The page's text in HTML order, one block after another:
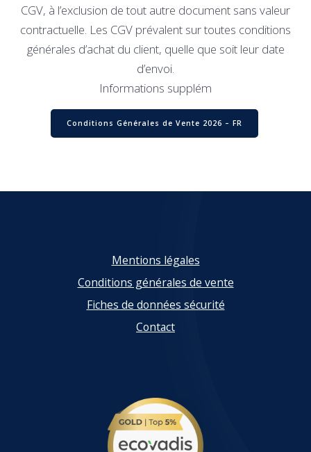
CGV, à l’exclusion de tout autre document sans valeur
contractuelle. Les CGV prévalent sur toutes conditions
générales d’achat du client, quelle que soit leur date
d’envoi.
Informations supplém
Conditions Générales de Vente 2026 – FR
Mentions légales
Conditions générales de vente
Fiches de données sécurité
Contact